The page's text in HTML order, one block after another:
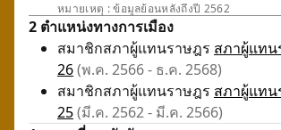
หมายเหตุ : ข้อมูลย้อนหลังถึงปี 2562
2 ตำแหน่งทางการเมือง
สมาชิกสภาผู้แทนราษฎร สภาผู้แท
26(พ.ค. 2566 - ธ.ค. 2568)
สมาชิกสภาผู้แทนราษฎร สภาผู้แท
25(มี.ค. 2562 - มี.ค. 2566)